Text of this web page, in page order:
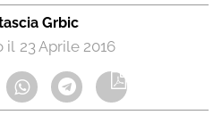
Grbic
23 Aprile 2016